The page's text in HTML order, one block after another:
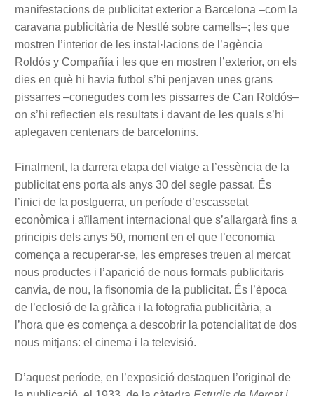
manifestacions de publicitat exterior a Barcelona –com la
caravana publicitària de Nestlé sobre camells–; les que
mostren l’interior de les instal·lacions de l’agència
Roldós y Compañía i les que en mostren l’exterior, on els
dies en què hi havia futbol s’hi penjaven unes grans
pissarres –conegudes com les pissarres de Can Roldós–
on s’hi reflectien els resultats i davant de les quals s’hi
aplegaven centenars de barcelonins.
Finalment, la darrera etapa del viatge a l’essència de la
publicitat ens porta als anys 30 del segle passat. És
l’inici de la postguerra, un període d’escassetat
econòmica i aïllament internacional que s’allargarà fins a
principis dels anys 50, moment en el que l’economia
comença a recuperar-se, les empreses treuen al mercat
nous productes i l’aparició de nous formats publicitaris
canvia, de nou, la fisonomia de la publicitat. És l’època
de l’eclosió de la gràfica i la fotografia publicitària, a
l’hora que es comença a descobrir la potencialitat de dos
nous mitjans: el cinema i la televisió.
D’aquest període, en l’exposició destaquen l’original de